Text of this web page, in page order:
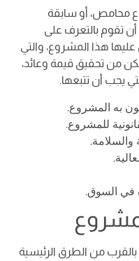
محامص، أو سابقة
أن تقوم بالتعرف على
عليها هذا المشروع، والتي
من تحقيق قيمة وعائد،
يجب أن تتبعها.
به المشروع.
للمشروع.
في السوق.
من الطرق الرئيسية